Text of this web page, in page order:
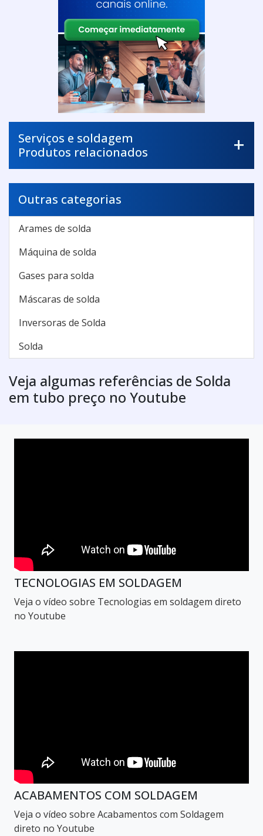
Serviços e soldagem
Produtos relacionados
Outras categorias
Arames de solda
Máquina de solda
Gases para solda
Máscaras de solda
Inversoras de Solda
Solda
Veja algumas referências de Solda
em tubo preço no Youtube
TECNOLOGIAS EM SOLDAGEM
Veja o vídeo sobre Tecnologias em soldagem direto
no Youtube
ACABAMENTOS COM SOLDAGEM
Veja o vídeo sobre Acabamentos com Soldagem
direto no Youtube